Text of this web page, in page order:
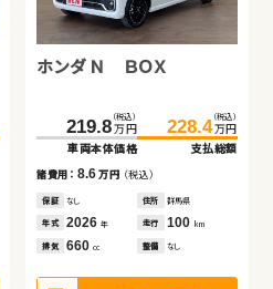
ホンダ Ｎ ＢＯＸ
219.8 （税込）
万円
車両本体価格
228.4 （税込）
万円
支払総額
諸費用： 8.6万円 （税込）
保証 なし 住所 群馬県
年式 2026年 走行 100 km
排気 660cc 整備 なし
ホンダ フリード＋
169.0 （税込）
万円
車両本体価格
184.2 （税込）
万円
支払総額
諸費用： 15.2万円（税込）
保証 あり 住所 愛知県
年式 2019年 走行 48,400
排気 1,500 整備 法定整備付
トヨタ プリウス
247.6 （税込）
万円
車両本体価格
260.7 （税込）
万円
支払総額
諸費用： 13.1万円（税込）
保証 なし 住所 群馬県
年式 2019年 走行 28,700
排気 1,800 整備 なし
日産 エクストレイル
65.0 （税込）
万円
車両本体価格
79.8 （税込）
万円
支払総額
諸費用： 14.8万円（税込）
保証 なし 住所 岡山県
年式 2013年 走行 96,100
排気 2,000 整備 法定整備付